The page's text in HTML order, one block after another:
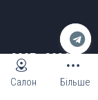
Салон Більше
зручним
варіант.
2007 - 2026"